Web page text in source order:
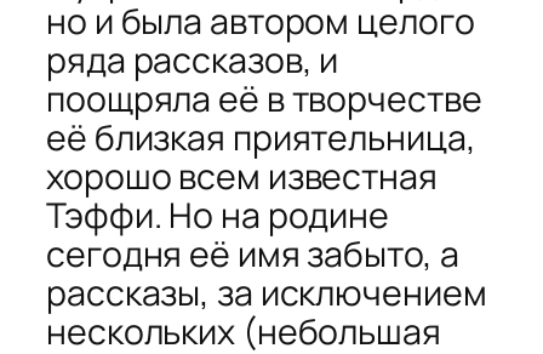
но и была автором целого
ряда рассказов, и
поощряла её в творчестве
её близкая приятельница,
хорошо всем известная
Тэффи. Но на родине
сегодня её имя забыто, а
рассказы, за исключением
нескольких (небольшая